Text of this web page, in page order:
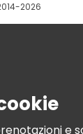
2026
e